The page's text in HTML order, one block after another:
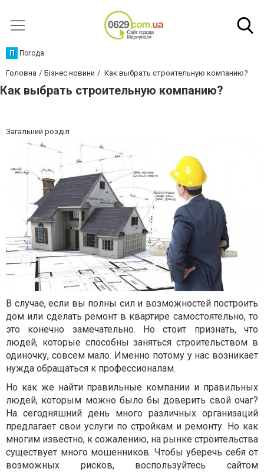
П Погода
Головна Бізнес новини Как выбрать строительную компанию?
Как выбрать строительную компанию?
Загальний розділ
В случае, если вы полны сил и возможностей построить
дом или сделать ремонт в квартире самостоятельно, то
это конечно замечательно. Но стоит признать, что
людей, которые способны заняться строительством в
одиночку, совсем мало. Именно потому у нас возникает
нужда обращаться к профессионалам.
Но как же найти правильные компании и правильных
людей, которым можно было бы доверить свой очаг?
На сегодняшний день много различных организаций
предлагает свои услуги по стройкам и ремонту. Но как
многим известно, к сожалению, на рынке строительства
существует много мошенников. Чтобы уберечь себя от
возможных рисков, воспользуйтесь сайтом